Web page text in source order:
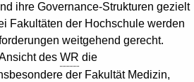
ihre Governance-Strukturen gezielt
Fakultäten der Hochschule werden
weitgehend gerecht.
des WR die
der Fakultät Medizin,